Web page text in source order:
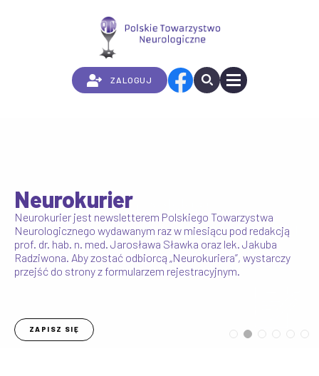
ZALOGUJ
Neurokurier
Neurokurier jest newsletterem Polskiego Towarzystwa
Neurologicznego wydawanym raz w miesiącu pod redakcją
prof. dr. hab. n. med. Jarosława Sławka oraz lek. Jakuba
Radziwona. Aby zostać odbiorcą „Neurokuriera”, wystarczy
przejść do strony z formularzem rejestracyjnym.
ZAPISZ SIĘ
Neuroedu.pl
Serwis edukacyjny Polskiego Towarzystwa Neurologicznego,
którego głównym zadaniem jest prowadzenie działalności
edukacyjnej kierowanej zarówno do lekarzy, jak i pacjentów.
WIĘCEJ